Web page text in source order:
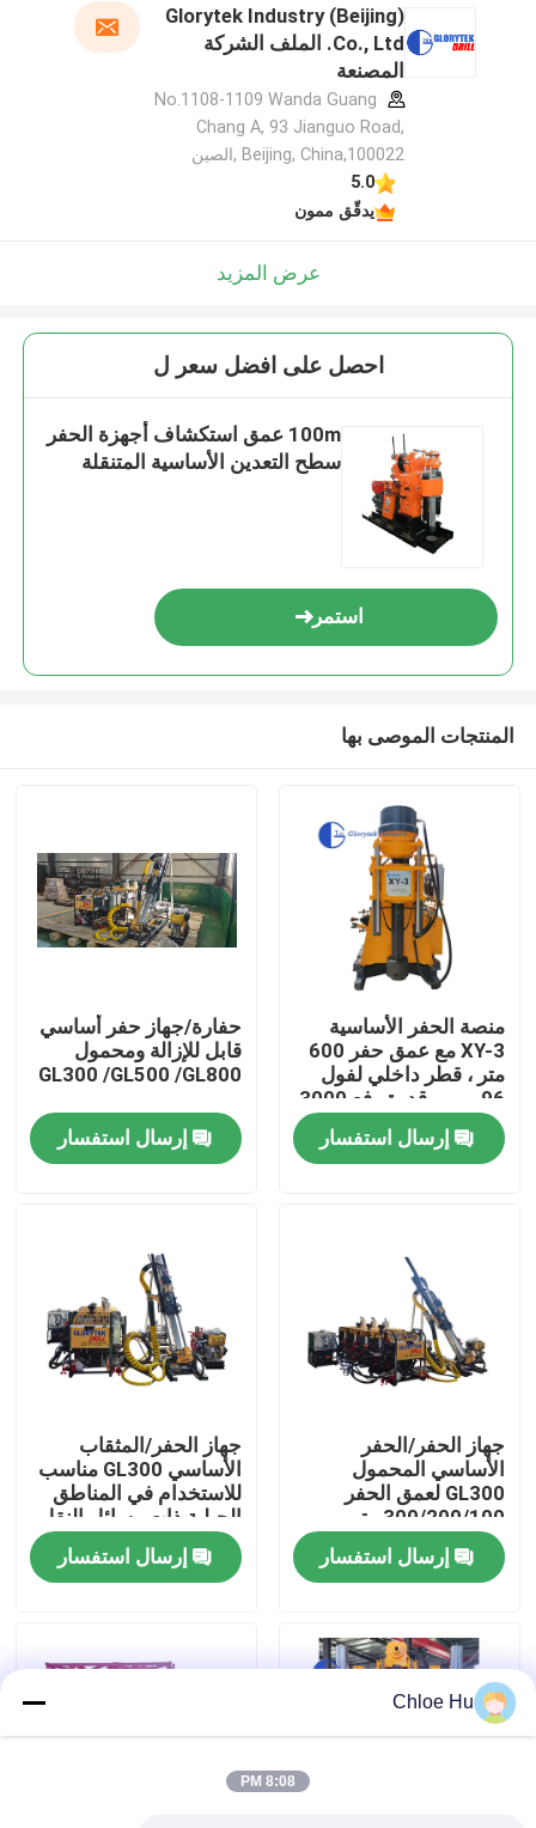
بيت
معلومات عنا
جولة في المعمل
رقابة جودة
أخبار
حالات
اطلب اقتباس
آلات الحفر
Glorytek Industry (Beijing)
Co., Ltd. الملف الشركة
المصنعة
No.1108-1109 Wanda Guang
Chang A, 93 Jianguo Road,
Beijing, China,100022 ,الصين
5.0
يدقّق ممون
عرض المزيد
احصل على افضل سعر ل
100m عمق استكشاف أجهزة الحفر
سطح التعدين الأساسية المتنقلة
استمر
المنتجات الموصى بها
منصة الحفر الأساسية
XY-3 مع عمق حفر 600
متر ، قطر داخلي لفول
96 مم ، وقدرة رفع 3000
كجم للتنقيب الجيولوجي
إرسال استفسار
حفارة/جهاز حفر أساسي
قابل للإزالة ومحمول
GL300 /GL500 /GL800
إرسال استفسار
جهاز الحفر/الحفر
الأساسي المحمول
GL300 لعمق الحفر
300/200/100 متر
إرسال استفسار
جهاز الحفر/المثقاب
الأساسي GL300 مناسب
للاستخدام في المناطق
الجبلية ذات وسائل النقل
غير المريحة
إرسال استفسار
Chloe Hu
8:08 PM